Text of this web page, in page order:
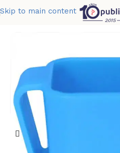
Skip to main content
SUJETADOR